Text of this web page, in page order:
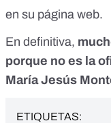
en su página web.
En definitiva,
porque no es la
María Jesús
ETIQUETAS: